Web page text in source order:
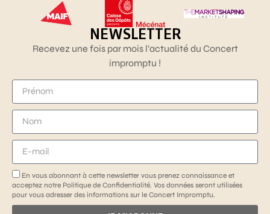
NEWSLETTER
Recevez une fois par mois l’actualité du Concert
impromptu !
En vous abonnant à cette newsletter vous prenez connaissance et
acceptez notre Politique de Confidentialité. Vos données seront utilisées
pour vous adresser des informations sur le Concert Impromptu.